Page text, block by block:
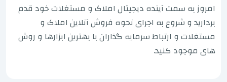
امروز به سمت آینده دیجیتال املاک و مستغلات خود قدم
بردارید و شروع به اجرای نحوه فروش آنلاین املاک و
مستغلات و ارتباط سرمایه گذاران با بهترین ابزارها و روش
های موجود کنید.